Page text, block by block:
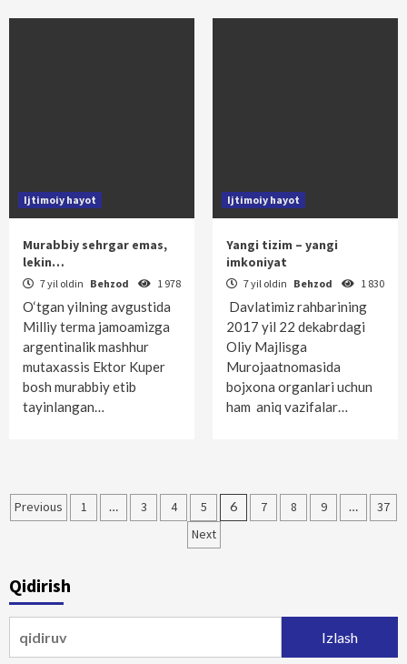
Ijtimoiy hayot
Murabbiy sehrgar emas,
lekin…
7 yil oldin Behzod 1 978
O‘tgan yilning avgustida
Milliy terma jamoamizga
argentinalik mashhur
mutaxassis Ektor Kuper
bosh murabbiy etib
tayinlangan…
Ijtimoiy hayot
Yangi tizim – yangi
imkoniyat
7 yil oldin Behzod 1 830
Davlatimiz rahbarining
2017 yil 22 dekabrdagi
Oliy Majlisga
Murojaatnomasida
bojxona organlari uchun
ham aniq vazifalar…
Maqolalar
Previous 1 … 3 4 5 6 7 8 9 …
37
Next
Qidirish